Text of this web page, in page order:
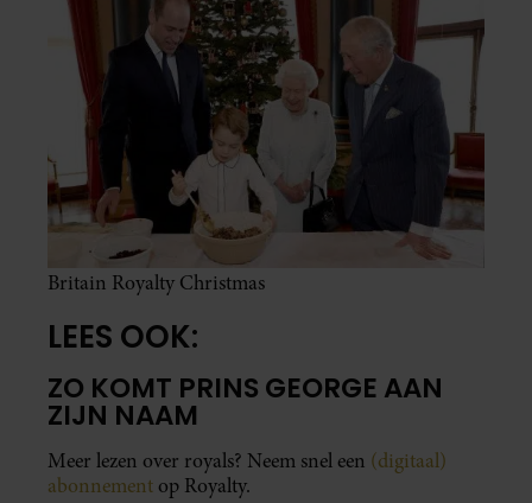
Britain Royalty Christmas
LEES OOK:
ZO KOMT PRINS GEORGE AAN
ZIJN NAAM
Meer lezen over royals? Neem snel een (digitaal)
abonnement op Royalty.